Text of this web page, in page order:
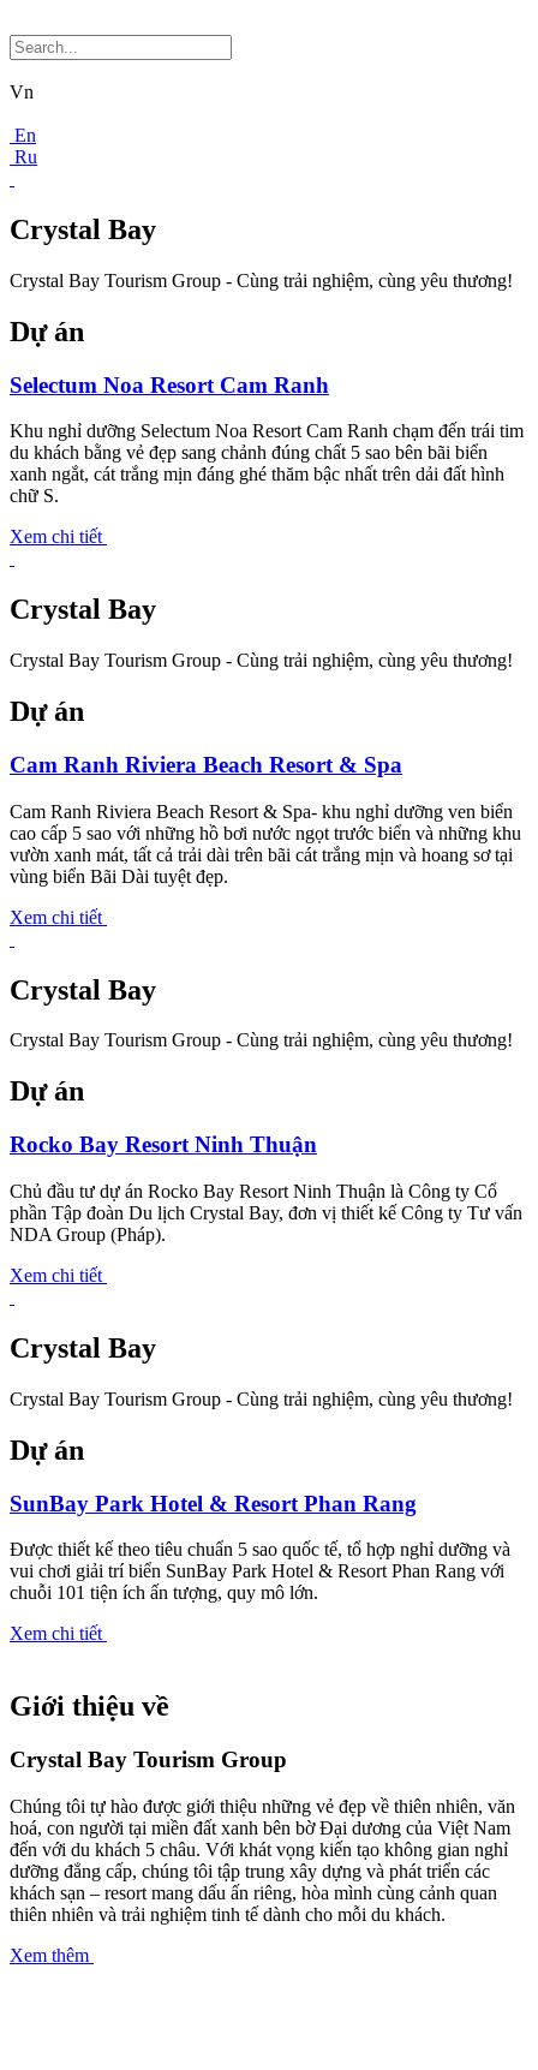
Vn
En
Ru
Crystal Bay
Crystal Bay Tourism Group - Cùng trải nghiệm, cùng yêu thương!
Dự án
Selectum Noa Resort Cam Ranh
Khu nghỉ dưỡng Selectum Noa Resort Cam Ranh chạm đến trái tim
du khách bằng vẻ đẹp sang chảnh đúng chất 5 sao bên bãi biển
xanh ngắt, cát trắng mịn đáng ghé thăm bậc nhất trên dải đất hình
chữ S.
Xem chi tiết
Crystal Bay
Crystal Bay Tourism Group - Cùng trải nghiệm, cùng yêu thương!
Dự án
Cam Ranh Riviera Beach Resort & Spa
Cam Ranh Riviera Beach Resort & Spa- khu nghỉ dưỡng ven biển
cao cấp 5 sao với những hồ bơi nước ngọt trước biển và những khu
vườn xanh mát, tất cả trải dài trên bãi cát trắng mịn và hoang sơ tại
vùng biển Bãi Dài tuyệt đẹp.
Xem chi tiết
Crystal Bay
Crystal Bay Tourism Group - Cùng trải nghiệm, cùng yêu thương!
Dự án
Rocko Bay Resort Ninh Thuận
Chủ đầu tư dự án Rocko Bay Resort Ninh Thuận là Công ty Cổ
phần Tập đoàn Du lịch Crystal Bay, đơn vị thiết kế Công ty Tư vấn
NDA Group (Pháp).
Xem chi tiết
Crystal Bay
Crystal Bay Tourism Group - Cùng trải nghiệm, cùng yêu thương!
Dự án
SunBay Park Hotel & Resort Phan Rang
Được thiết kế theo tiêu chuẩn 5 sao quốc tế, tổ hợp nghỉ dưỡng và
vui chơi giải trí biển SunBay Park Hotel & Resort Phan Rang với
chuỗi 101 tiện ích ấn tượng, quy mô lớn.
Xem chi tiết
Giới thiệu về
Crystal Bay Tourism Group
Chúng tôi tự hào được giới thiệu những vẻ đẹp về thiên nhiên, văn
hoá, con người tại miền đất xanh bên bờ Đại dương của Việt Nam
đến với du khách 5 châu. Với khát vọng kiến tạo không gian nghỉ
dưỡng đẳng cấp, chúng tôi tập trung xây dựng và phát triển các
khách sạn – resort mang dấu ấn riêng, hòa mình cùng cảnh quan
thiên nhiên và trải nghiệm tinh tế dành cho mỗi du khách.
Xem thêm